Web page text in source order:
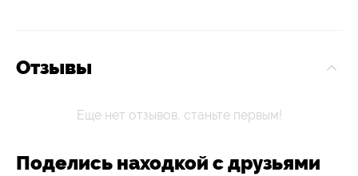
Отзывы
Еще нет отзывов, станьте первым!
Поделись находкой с друзьями